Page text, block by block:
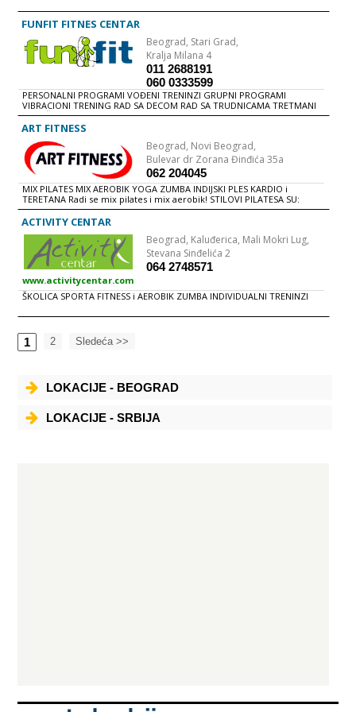
danima 09-22h subotom 09-22h Posetite nas, priuštite sebi trenutke
relaksacije!
FUNFIT FITNES CENTAR
Beograd, Stari Grad,
Kralja Milana 4
011 2688191
060 0333599
PERSONALNI PROGRAMI VOĐENI TRENINZI GRUPNI PROGRAMI
VIBRACIONI TRENING RAD SA DECOM RAD SA TRUDNICAMA TRETMANI
MASAŽE i ELEKTROSTIMULACIJE
ART FITNESS
Beograd, Novi Beograd,
Bulevar dr Zorana Đinđića 35a
062 204045
MIX PILATES MIX AEROBIK YOGA ZUMBA INDIJSKI PLES KARDIO i
TERETANA Radi se mix pilates i mix aerobik! STILOVI PILATESA SU:
rastegljive trake, velike i male lopte i ostali rekviziti, pilates sa
elementima tai-chi-a, yoga, partneri i klasični pilates, workout itd.
aerobik, kondicioni treninzi, step aerobik, koreografije kao što su
funky, Hi-Lo, latino itd. Svake nedelje je drugi stil! Organizovane su
nagradne igre, popusti i razne promocije. Rade se različite vrste
treninga po danima kao što su izdržljivost, snaga, kordinacija i gipkost.
Mogućnost individualnih treninga u sali ili u vašoj kući po promotivnim
cenama!!! Vežbajte sa nama!
ACTIVITY CENTAR
Beograd, Kaluđerica, Mali Mokri Lug,
Stevana Sinđelića 2
064 2748571
www.activitycentar.com
ŠKOLICA SPORTA FITNESS i AEROBIK ZUMBA INDIVIDUALNI TRENINZI
1 2 Sledeća >>
LOKACIJE - BEOGRAD
LOKACIJE - SRBIJA